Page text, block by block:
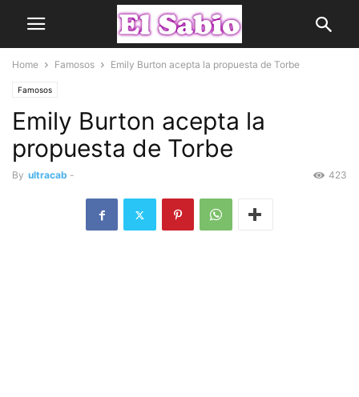
Home Famosos Emily Burton acepta la propuesta de Torbe
Famosos
Emily Burton acepta la
propuesta de Torbe
By ultracab - 423